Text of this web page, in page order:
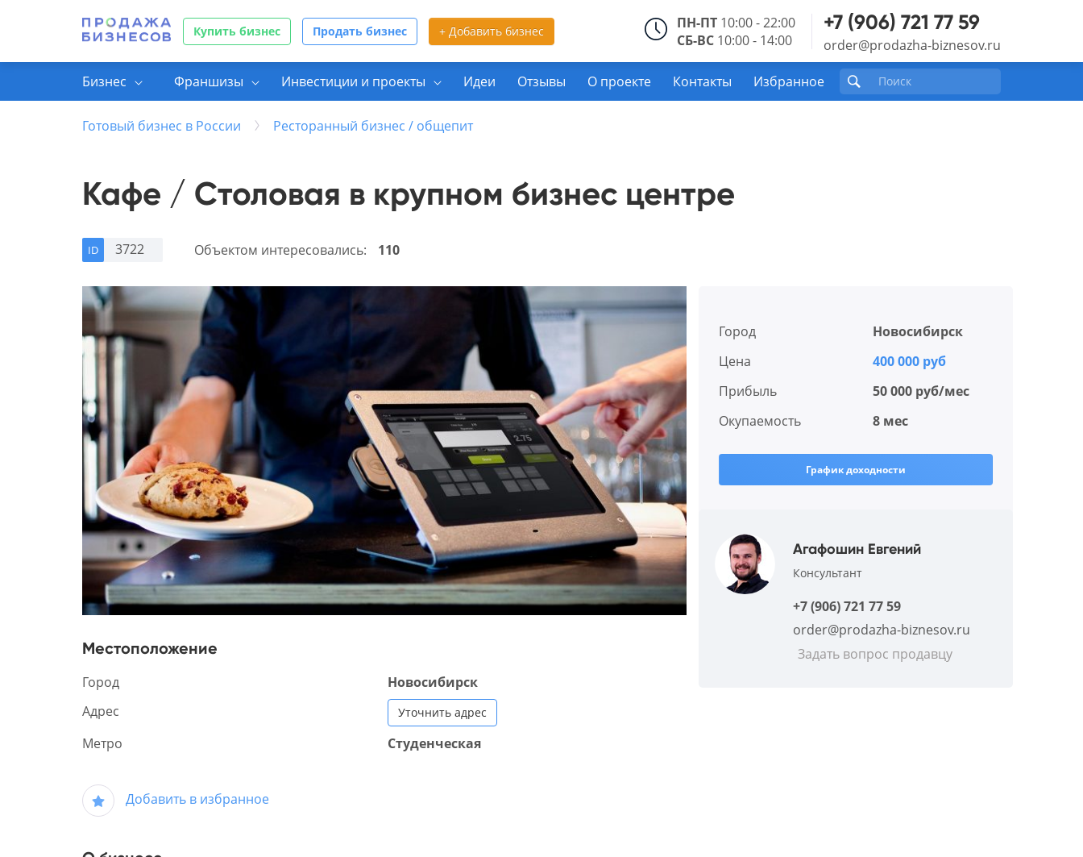
Купить бизнес Продать бизнес + Добавить бизнес ПН-ПТ 10:00 - 22:00
СБ-ВС 10:00 - 14:00
+7 (906) 721 77 59
order@prodazha-biznesov.ru
Бизнес Франшизы Инвестиции и проекты Идеи Отзывы О проекте Контакты Избранное
Готовый бизнес в России Ресторанный бизнес / общепит
Кафе / Столовая в крупном бизнес центре
ID 3722 Объектом интересовались: 110
Местоположение
Город
Новосибирск
Адрес
Уточнить адрес
Метро Студенческая
Добавить в избранное
Город
Новосибирск
Цена
400 000 руб
Прибыль
50 000 руб/мес
Окупаемость
8 мес
График доходности
Агафошин Евгений
Консультант
+7 (906) 721 77 59
order@prodazha-biznesov.ru
Задать вопрос продавцу